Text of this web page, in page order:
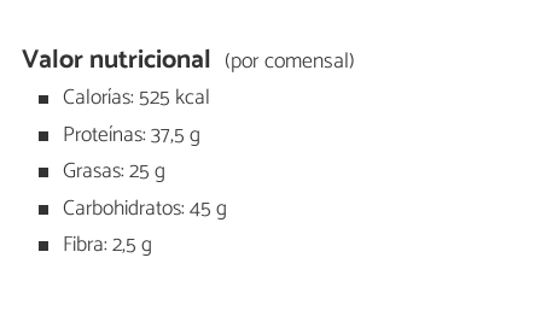
Valor nutricional (por comensal)
Calorías: 525 kcal
Proteínas: 37,5 g
Grasas: 25 g
Carbohidratos: 45 g
Fibra: 2,5 g